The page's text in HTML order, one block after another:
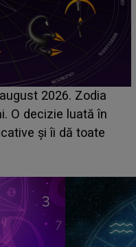
ASCUNS până
din Casa Iubirii
despre mama
te iubesc pentru